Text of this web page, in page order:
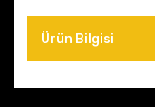
Ürün Bilgisi